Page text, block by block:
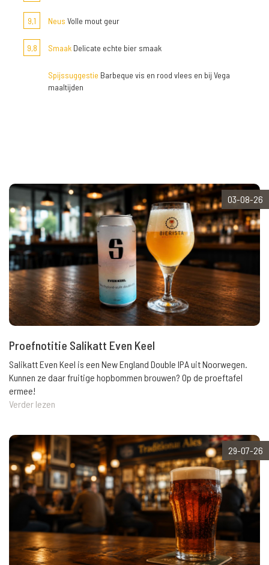
9,1 Neus Volle mout geur
9,8 Smaak Delicate echte bier smaak
Spijssuggestie Barbeque vis en rood vlees en bij Vega
maaltijden
03-08-26
Proefnotitie Salikatt Even Keel
Salikatt Even Keel is een New England Double IPA uit Noorwegen.
Kunnen ze daar fruitige hopbommen brouwen? Op de proeftafel
ermee!
Verder lezen
29-07-26